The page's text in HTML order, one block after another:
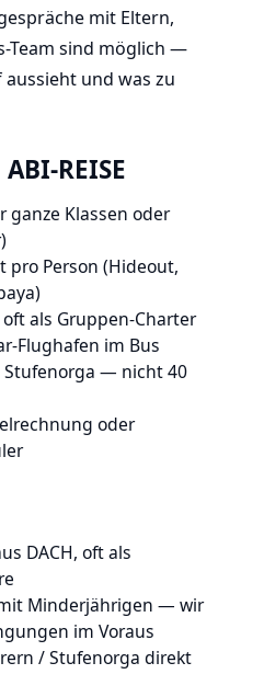
mit Eltern,
Team sind möglich —
und was zu
REISE
Klassen oder
pro Person (Hideout,
als Gruppen-Charter
Flughafen im Bus
— nicht 40
oder
DACH, oft als
Minderjährigen — wir
im Voraus
/ Stufenorga direkt